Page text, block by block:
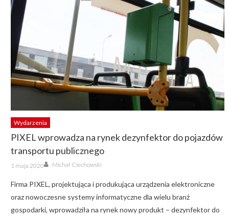
Wydarzenia
PIXEL wprowadza na rynek dezynfektor do pojazdów
transportu publicznego
Posted
on
1 maja 2020 Author
Michał Ciechowski
Firma PIXEL, projektująca i produkująca urządzenia elektroniczne
oraz nowoczesne systemy informatyczne dla wielu branż
gospodarki, wprowadziła na rynek nowy produkt – dezynfektor do